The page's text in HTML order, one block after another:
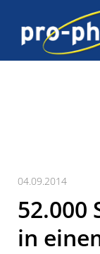
04.09.2014
52.000
in